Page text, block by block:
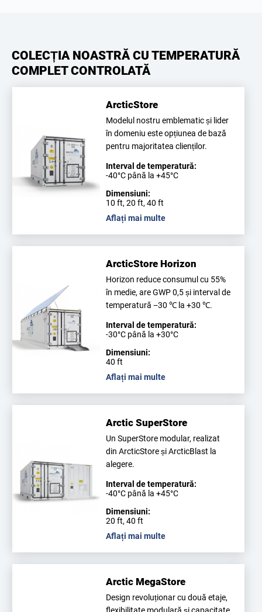
COLECȚIA NOASTRĂ CU TEMPERATURĂ
COMPLET CONTROLATĂ
ArcticStore
Modelul nostru emblematic și lider
în domeniu este opțiunea de bază
pentru majoritatea clienților.
Interval de temperatură:
-40°C până la +45°C
Dimensiuni:
10 ft, 20 ft, 40 ft
Aflați mai multe
ArcticStore Horizon
Horizon reduce consumul cu 55%
în medie, are GWP 0,5 și interval de
temperatură −30 ℃ la +30 ℃.
Interval de temperatură:
-30°C până la +30°C
Dimensiuni:
40 ft
Aflați mai multe
Arctic SuperStore
Un SuperStore modular, realizat
din ArcticStore și ArcticBlast la
alegere.
Interval de temperatură:
-40°C până la +45°C
Dimensiuni:
20 ft, 40 ft
Aflați mai multe
Arctic MegaStore
Design revoluționar cu două etaje,
flexibilitate modulară și capacitate